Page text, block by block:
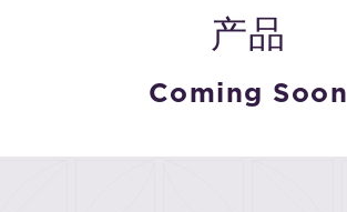
产品
Coming Soon